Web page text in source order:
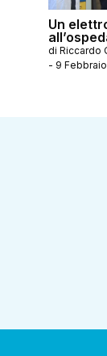
Un
di Riccardo
- 9